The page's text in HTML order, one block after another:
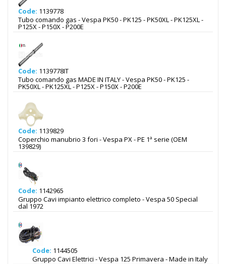
Code: 1139778
Tubo comando gas - Vespa PK50 - PK125 - PK50XL - PK125XL -
P125X - P150X - P200E
Code: 1139778IT
Tubo comando gas MADE IN ITALY - Vespa PK50 - PK125 -
PK50XL - PK125XL - P125X - P150X - P200E
Code: 1139829
Coperchio manubrio 3 fori - Vespa PX - PE 1ª serie (OEM
139829)
Code: 1142965
Gruppo Cavi impianto elettrico completo - Vespa 50 Special
dal 1972
Code: 1144505
Gruppo Cavi Elettrici - Vespa 125 Primavera - Made in Italy